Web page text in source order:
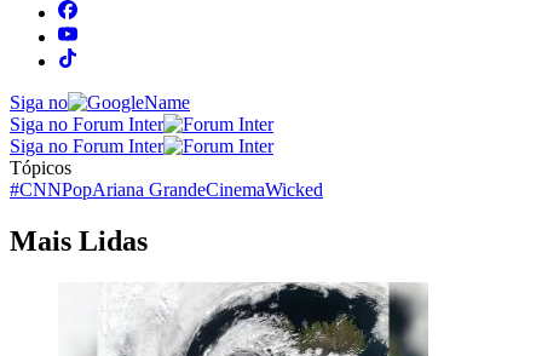
Siga no
Siga no Forum Inter
Siga no Forum Inter
Tópicos
#CNNPopAriana GrandeCinemaWicked
Mais Lidas